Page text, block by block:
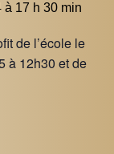
à 17 h 30 min
de l’école le
à 12h30 et de